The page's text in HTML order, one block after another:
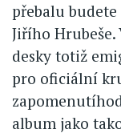
přebalu
Jiřího
desky totiž
pro oficiální
album jako